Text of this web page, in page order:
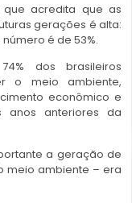
acredita que as
gerações é alta:
é de 53%.
dos brasileiros
o meio ambiente,
econômico e
anos anteriores da
a geração de
meio ambiente – era